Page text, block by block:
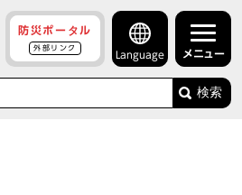
防災ポータル
外部リンク
Language メニュー
検索